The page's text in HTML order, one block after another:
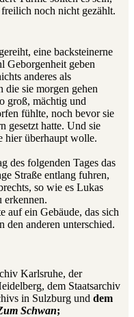
freilich noch nicht gezählt.
eine backsteinerne
Geborgenheit geben
anderes als
die sie morgen gehen
groß, mächtig und
fühlte, noch bevor sie
gesetzt hatte. Und sie
hier überhaupt wolle.
des folgenden Tages das
Straße entlang fuhren,
so wie es Lukas
erkennen.
auf ein Gebäude, das sich
den anderen unterschied.
Karlsruhe, der
dem Staatsarchiv
in Sulzburg und dem
Schwan;